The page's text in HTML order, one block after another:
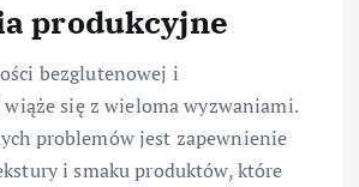
produkcyjne
bezglutenowej i
się z wieloma wyzwaniami.
problemów jest zapewnienie
i smaku produktów, które